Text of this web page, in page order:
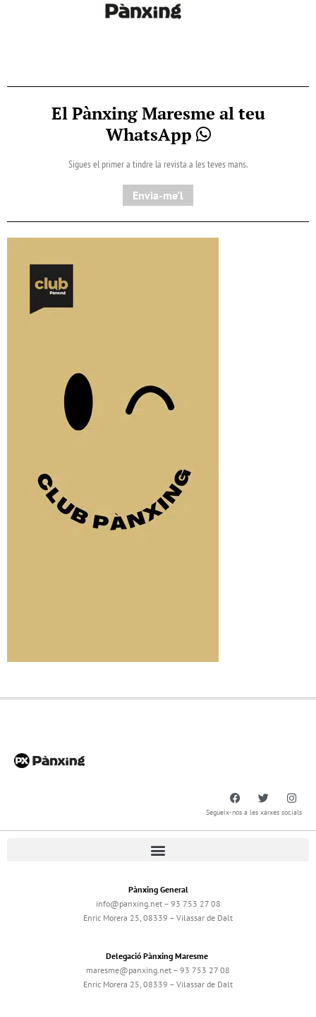
El Pànxing Maresme al teu
WhatsApp
Sigues el primer a tindre la revista a les teves mans.
Envia-me'l
Segueix-nos a les xarxes socials
Pànxing General
info@panxing.net – 93 753 27 08
Enric Morera 25, 08339 – Vilassar de Dalt
Delegació Pànxing Maresme
maresme@panxing.net – 93 753 27 08
Enric Morera 25, 08339 – Vilassar de Dalt